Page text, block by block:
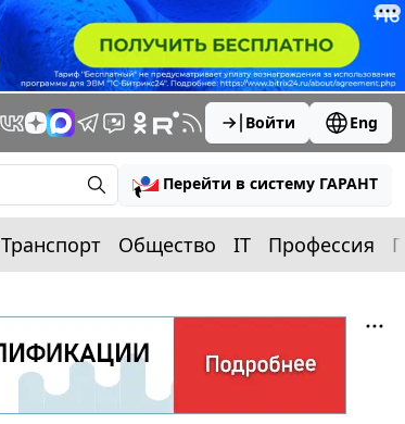
Войти Eng
Перейти в систему ГАРАНТ
Транспорт Общество IT Профессия